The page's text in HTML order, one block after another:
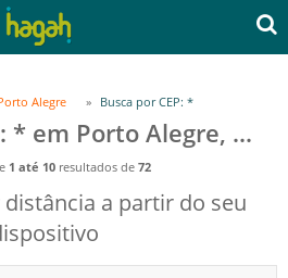
Alegre Busca por CEP: *
Busca por CEP: * em Porto Alegre, RS
1 até 10 resultados de 72
distância a partir do seu